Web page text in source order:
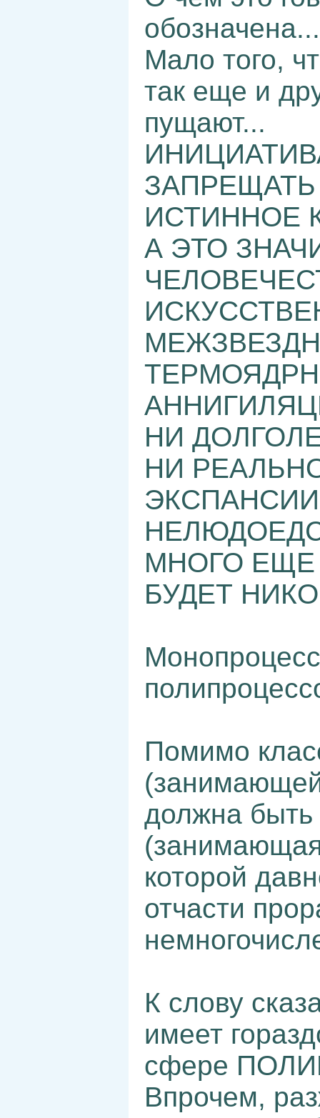
обозначена...
Мало того,
так еще и
пущают...
ИСТИННОЕ
А ЭТО
НИ
НИ
МНОГО ЕЩЕ
БУДЕТ
Помимо
должна быть
которой
отчасти
К слову
имеет
сфере
Впрочем,